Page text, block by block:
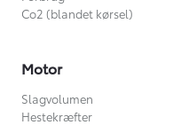
Co2 (blandet kørsel)
Motor
Slagvolumen
Hestekræfter